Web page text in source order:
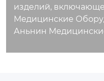
изделий,
Медицинские
Аньнин